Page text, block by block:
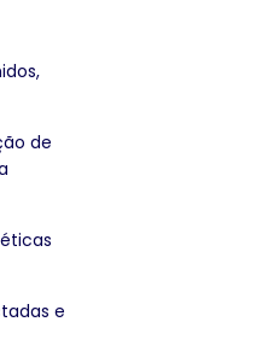
de
e